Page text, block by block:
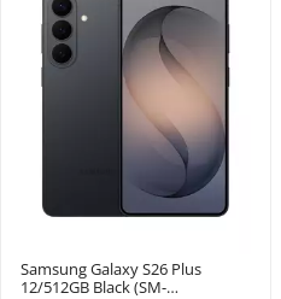
Samsung Galaxy S26 Plus
12/512GB Black (SM-